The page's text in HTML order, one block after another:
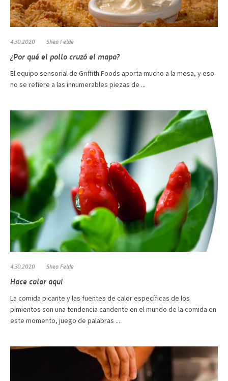
4.30.2020 Shea Felde
¿Por qué el pollo cruzó el mapa?
El equipo sensorial de Griffith Foods aporta mucho a la mesa, y eso
no se refiere a las innumerables piezas de ...
4.30.2020 Shea Felde
Hace calor aqui
La comida picante y las fuentes de calor específicas de los
pimientos son una tendencia candente en el mundo de la comida en
este momento, juego de palabras ...